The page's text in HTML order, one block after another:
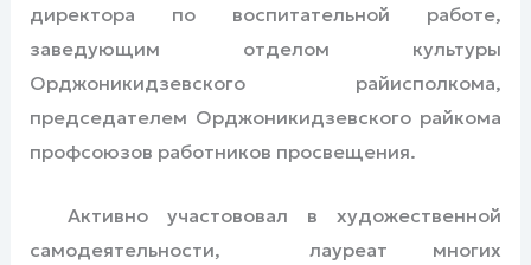
директора по воспитательной работе,
заведующим отделом культуры
Орджоникидзевского райисполкома,
председателем Орджоникидзевского райкома
профсоюзов работников просвещения.
Активно участововал в художественной
самодеятельности, лауреат многих